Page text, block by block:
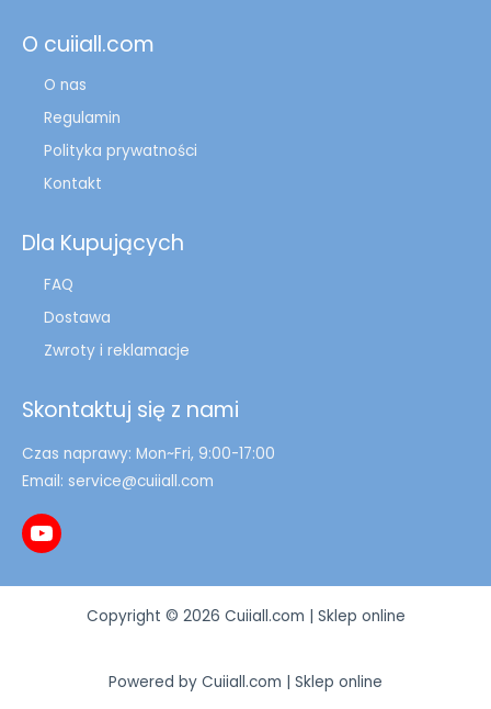
O cuiiall.com
O nas
Regulamin
Polityka prywatności
Kontakt
Dla Kupujących
FAQ
Dostawa
Zwroty i reklamacje
Skontaktuj się z nami
Czas naprawy: Mon~Fri, 9:00-17:00
Email: service@cuiiall.com
YouTube
Copyright © 2026 Cuiiall.com | Sklep online
Powered by Cuiiall.com | Sklep online